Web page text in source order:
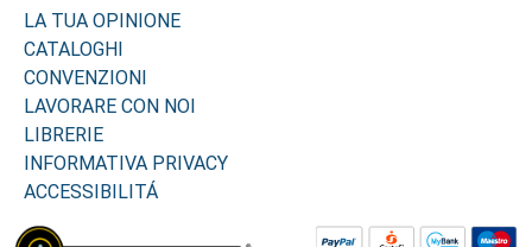
LA TUA OPINIONE
CATALOGHI
CONVENZIONI
LAVORARE CON NOI
LIBRERIE
INFORMATIVA PRIVACY
ACCESSIBILITÁ